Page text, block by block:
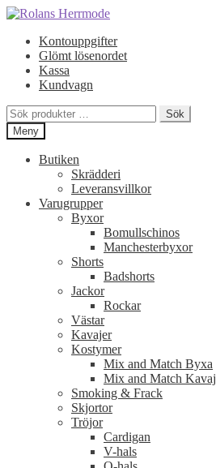
Hoppa
navigering
Hoppa
innehållKontouppgifter
Glömt lösenordet
Kassa
Kundvagn
Sök
efter:
Sök
Meny
Butiken
Skrädderi
Leveransvillkor
Varugrupper
Byxor
Bomullschinos
Manchesterbyxor
Shorts
Badshorts
Jackor
Rockar
Västar
Kavajer
Kostymer
Mix and Match Byxa
Mix and Match Kavaj
Smoking & Frack
Skjortor
Tröjor
Cardigan
V-hals